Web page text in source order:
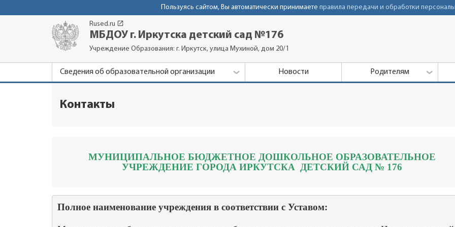
Пользуясь сайтом, Вы автоматически принимаете правила передачи и обработки
Rused.ru launch
МБДОУ г. Иркутска детский сад №176
Учреждение Образования: г. Иркутск, улица Мухиной, дом 20/1
Сведения об образовательной организации Новости Родителям
Контакты
МУНИЦИПАЛЬНОЕ БЮДЖЕТНОЕ ДОШКОЛЬНОЕ ОБРАЗОВАТЕЛЬНОЕ
УЧРЕЖДЕНИЕ ГОРОДА ИРКУТСКА ДЕТСКИЙ САД № 176
Полное наименование учреждения в соответствии с Уставом: